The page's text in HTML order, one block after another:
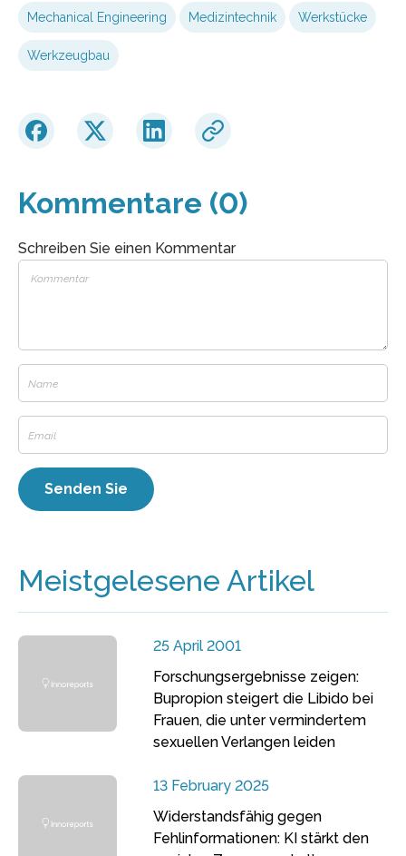
Mechanical Engineering Medizintechnik Werkstücke
Werkzeugbau
Kommentare (0)
Schreiben Sie einen Kommentar
Meistgelesene Artikel
25 April 2001
Forschungsergebnisse zeigen:
Bupropion steigert die Libido bei
Frauen, die unter vermindertem
sexuellen Verlangen leiden
13 February 2025
Widerstandsfähig gegen
Fehlinformationen: KI stärkt den